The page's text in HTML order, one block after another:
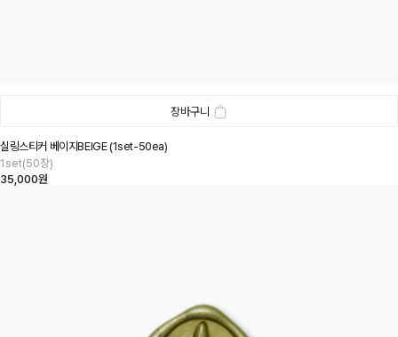
장바구니
실링스티커 베이지BEIGE (1set-50ea)
1set(50장)
35,000원